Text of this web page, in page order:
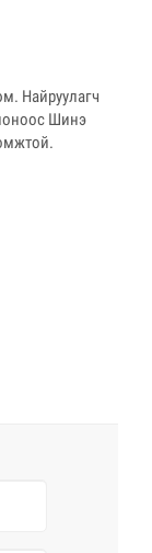
Найруулагч
Шинэ